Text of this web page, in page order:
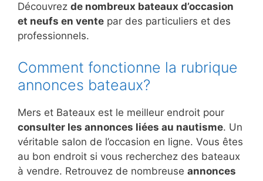
Découvrez de nombreux bateaux d’occasion
et neufs en vente par des particuliers et des
professionnels.
Comment fonctionne la rubrique
annonces bateaux?
Mers et Bateaux est le meilleur endroit pour
consulter les annonces liées au nautisme. Un
véritable salon de l’occasion en ligne. Vous êtes
au bon endroit si vous recherchez des bateaux
à vendre. Retrouvez de nombreuse annonces